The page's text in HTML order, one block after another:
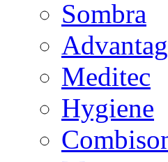
Sombra
Meditec
Hygiene